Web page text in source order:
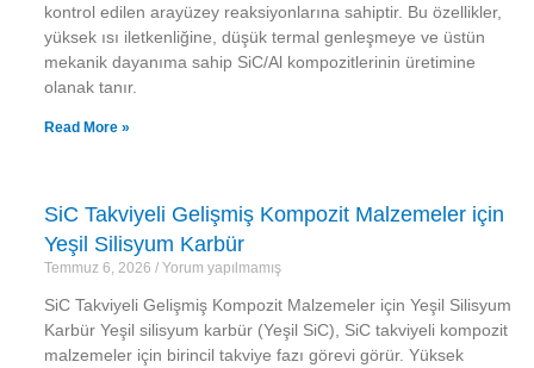
kontrol edilen arayüzey reaksiyonlarına sahiptir. Bu özellikler,
yüksek ısı iletkenliğine, düşük termal genleşmeye ve üstün
mekanik dayanıma sahip SiC/Al kompozitlerinin üretimine
olanak tanır.
Read More »
SiC Takviyeli Gelişmiş Kompozit Malzemeler için
Yeşil Silisyum Karbür
Temmuz 6, 2026 Yorum yapılmamış
SiC Takviyeli Gelişmiş Kompozit Malzemeler için Yeşil Silisyum
Karbür Yeşil silisyum karbür (Yeşil SiC), SiC takviyeli kompozit
malzemeler için birincil takviye fazı görevi görür. Yüksek